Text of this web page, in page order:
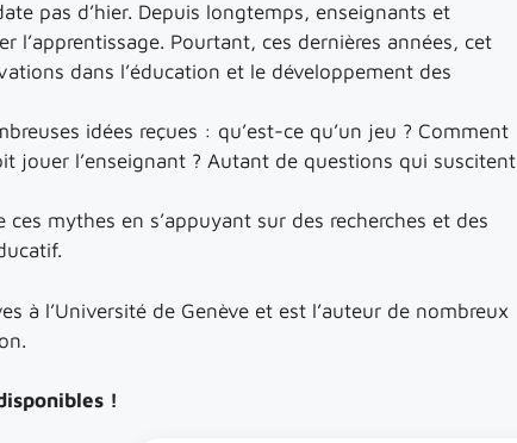
pas d’hier. Depuis longtemps, enseignants et
l’apprentissage. Pourtant, ces dernières années, cet
dans l’éducation et le développement des
idées reçues : qu’est-ce qu’un jeu ? Comment
jouer l’enseignant ? Autant de questions qui suscitent
mythes en s’appuyant sur des recherches et des
à l’Université de Genève et est l’auteur de nombreux
!